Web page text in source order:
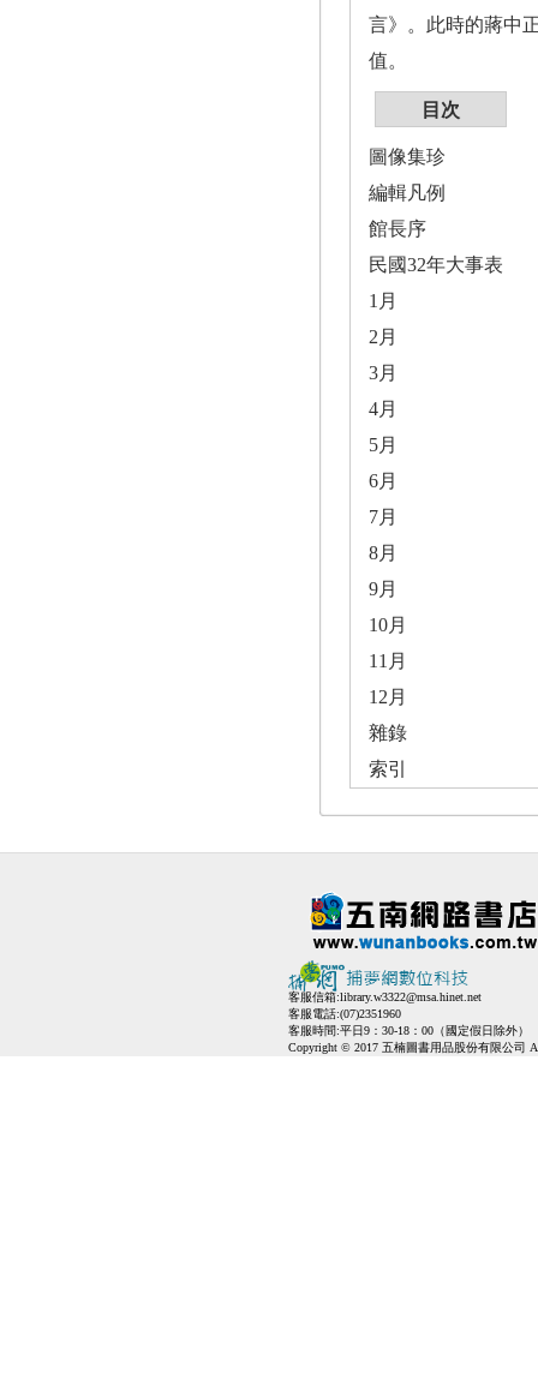
言》。此時的蔣中
值。
目次
圖像集珍
編輯凡例
館長序
民國32年大事表
1月
2月
3月
4月
5月
6月
7月
8月
9月
10月
11月
12月
雜錄
索引
客服信箱:library.w3322@msa.hinet.net
客服電話:(07)2351960
客服時間:平日9：30-18：00（國定假日除外）
Copyright © 2017 五楠圖書用品股份有限公司